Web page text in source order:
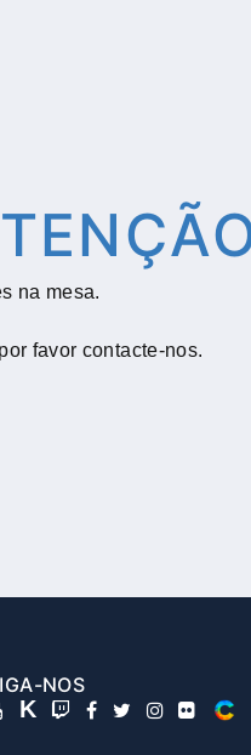
na mesa.
favor contacte-nos.
NOS
K